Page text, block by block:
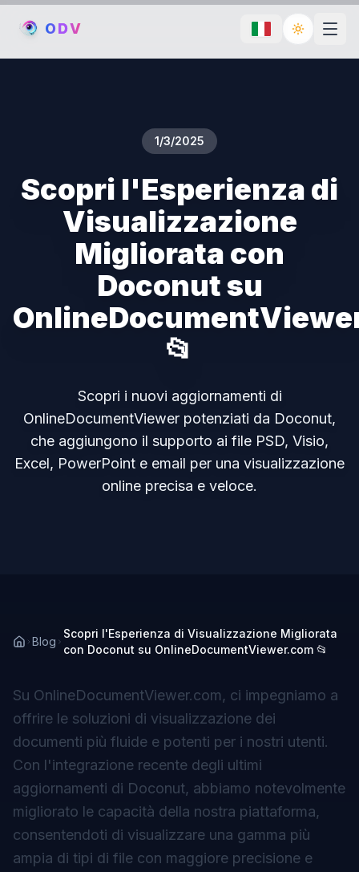
ODV Toggle
1/3/2025
Scopri l'Esperienza di
Visualizzazione
Migliorata con
Doconut su
📂
Scopri i nuovi aggiornamenti di
OnlineDocumentViewer potenziati da Doconut,
che aggiungono il supporto ai file PSD, Visio,
Excel, PowerPoint e email per una visualizzazione
online precisa e veloce.
Blog
Scopri l'Esperienza di Visualizzazione Migliorata
con Doconut su OnlineDocumentViewer.com 📂
Su OnlineDocumentViewer.com, ci impegniamo a
offrire le soluzioni di visualizzazione dei
documenti più fluide e potenti per i nostri utenti.
Con l'integrazione recente degli ultimi
aggiornamenti di Doconut, abbiamo notevolmente
migliorato le capacità della nostra piattaforma,
consentendoti di visualizzare una gamma più
ampia di tipi di file con maggiore precisione e